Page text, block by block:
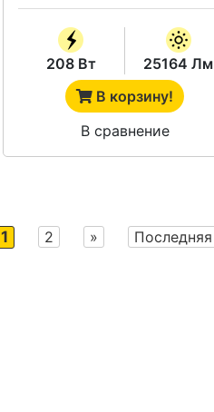
208 Вт
25164 Лм
В корзину!
В сравнение
1 2 » Последняя